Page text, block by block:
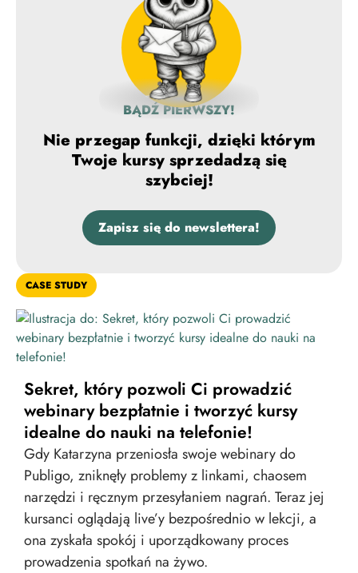
BĄDŹ PIERWSZY!
Nie przegap funkcji, dzięki którym
Twoje kursy sprzedadzą się
szybciej!
Zapisz się do newslettera!
CASE STUDY
Sekret, który pozwoli Ci prowadzić
webinary bezpłatnie i tworzyć kursy
idealne do nauki na telefonie!
Gdy Katarzyna przeniosła swoje webinary do
Publigo, zniknęły problemy z linkami, chaosem
narzędzi i ręcznym przesyłaniem nagrań. Teraz jej
kursanci oglądają live’y bezpośrednio w lekcji, a
ona zyskała spokój i uporządkowany proces
prowadzenia spotkań na żywo.